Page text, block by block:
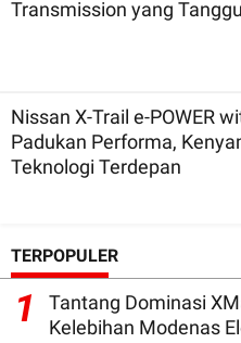
Transmission yang
Nissan X-Trail e-POWER
Padukan Performa,
Teknologi Terdepan
TERPOPULER
1
Tantang Dominasi
Kelebihan Modenas